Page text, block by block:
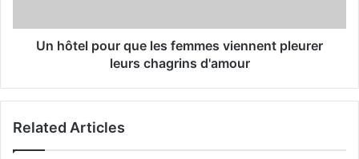
Un hôtel pour que les femmes viennent pleurer
leurs chagrins d'amour
Related Articles